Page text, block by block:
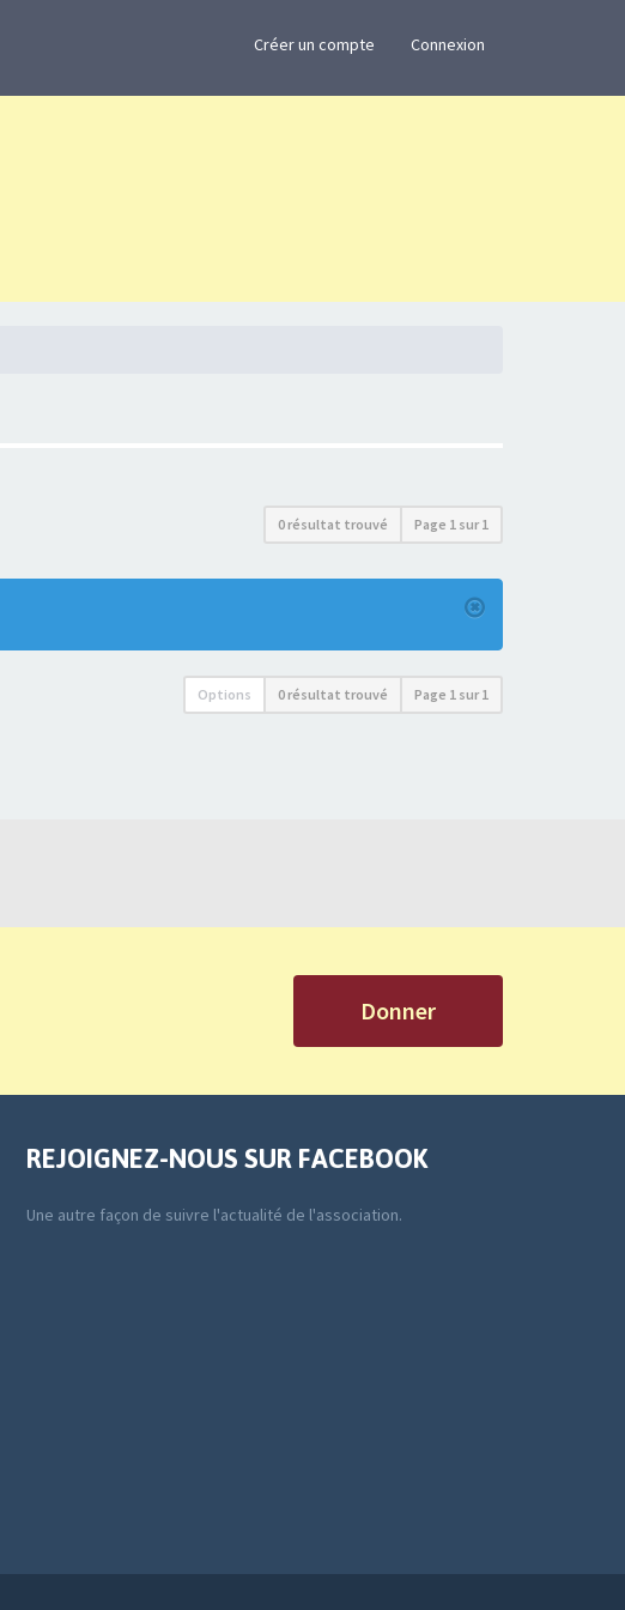
Créer un compte Connexion
0 résultat trouvé Page 1 sur1
Options 0 résultat trouvé Page 1 sur1
Donner
REJOIGNEZ-NOUS SUR FACEBOOK
Une autre façon de suivre l'actualité de l'association.